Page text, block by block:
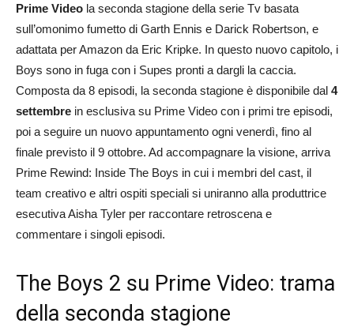
Prime Video la seconda stagione della serie Tv basata
sull’omonimo fumetto di Garth Ennis e Darick Robertson, e
adattata per Amazon da Eric Kripke. In questo nuovo capitolo, i
Boys sono in fuga con i Supes pronti a dargli la caccia.
Composta da 8 episodi, la seconda stagione è disponibile dal 4
settembre in esclusiva su Prime Video con i primi tre episodi,
poi a seguire un nuovo appuntamento ogni venerdì, fino al
finale previsto il 9 ottobre. Ad accompagnare la visione, arriva
Prime Rewind: Inside The Boys in cui i membri del cast, il
team creativo e altri ospiti speciali si uniranno alla produttrice
esecutiva Aisha Tyler per raccontare retroscena e
commentare i singoli episodi.
The Boys 2 su Prime Video: trama
della seconda stagione